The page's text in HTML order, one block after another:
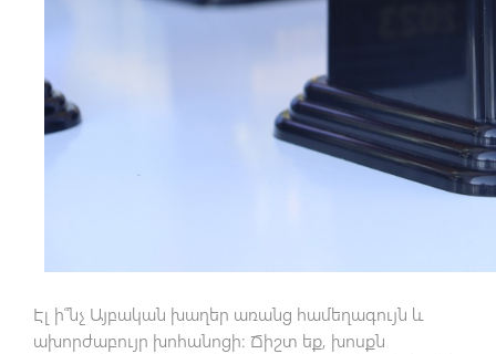
Էլ ի՞նչ Այբական խաղեր առանց համեղագույն և
ախորժաբույր խոհանոցի: Ճիշտ եք, խոսքն